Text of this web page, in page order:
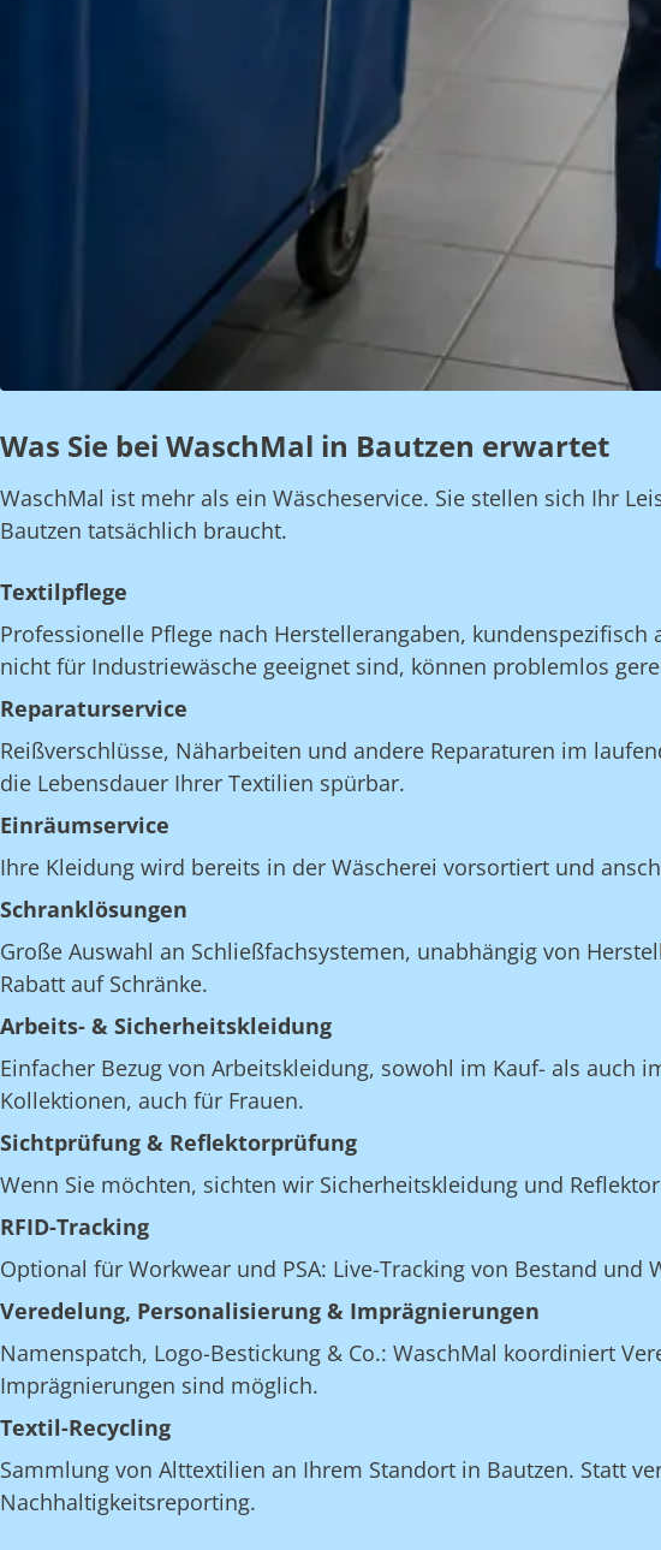
Was Sie bei WaschMal in Bautzen erwartet
WaschMal ist mehr als ein Wäscheservice. Sie stellen sich Ihr
Bautzen tatsächlich braucht.
Textilpflege
Professionelle Pflege nach Herstellerangaben,
nicht für Industriewäsche geeignet sind, können problemlos
Reparaturservice
Reißverschlüsse, Näharbeiten und andere Reparaturen im
die Lebensdauer Ihrer Textilien spürbar.
Einräumservice
Ihre Kleidung wird bereits in der Wäscherei vorsortiert und
Schranklösungen
Große Auswahl an Schließfachsystemen, unabhängig von
Rabatt auf Schränke.
Arbeits- & Sicherheitskleidung
Einfacher Bezug von Arbeitskleidung, sowohl im Kauf- als
Kollektionen, auch für Frauen.
Sichtprüfung & Reflektorprüfung
Wenn Sie möchten, sichten wir Sicherheitskleidung und
RFID-Tracking
Optional für Workwear und PSA: Live-Tracking von Bestand
Veredelung, Personalisierung & Imprägnierungen
Namenspatch, Logo-Bestickung & Co.: WaschMal koordiniert
Imprägnierungen sind möglich.
Textil-Recycling
Sammlung von Alttextilien an Ihrem Standort in Bautzen. Statt
Nachhaltigkeitsreporting.